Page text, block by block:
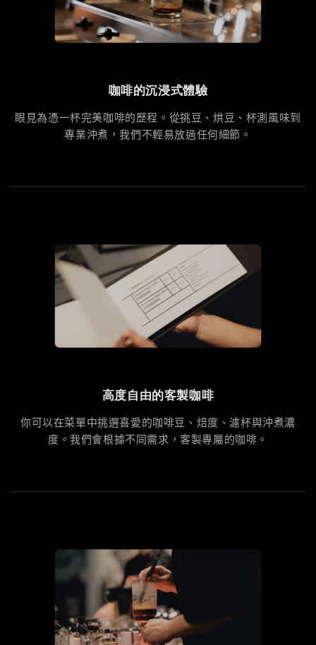
咖啡的沉浸式體驗
眼見為憑一杯完美咖啡的歷程。從挑豆、烘豆、杯測風味到
專業沖煮，我們不輕易放過任何細節。
高度自由的客製咖啡
你可以在菜單中挑選喜愛的咖啡豆、焙度、濾杯與沖煮濃
度。我們會根據不同需求，客製專屬的咖啡。